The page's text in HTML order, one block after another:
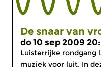
De snaar van
do 10 sep 2009
Luisterrijke rondgang
muziek voor luit. In